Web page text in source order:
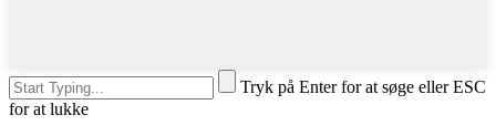
Tryk på Enter for at søge eller ESC
for at lukke